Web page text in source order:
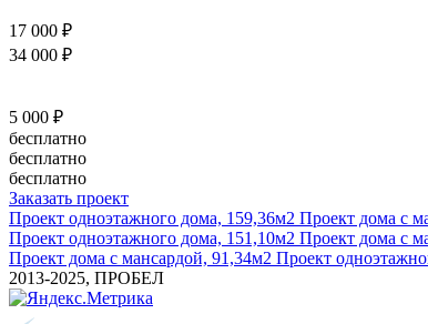
17 000 ₽
34 000 ₽
5 000 ₽
бесплатно
бесплатно
бесплатно
Заказать проект
Проект одноэтажного дома, 159,36м2 Проект дома с
Проект одноэтажного дома, 151,10м2 Проект дома с
Проект дома с мансардой, 91,34м2 Проект
2013-2025, ПРОБЕЛ